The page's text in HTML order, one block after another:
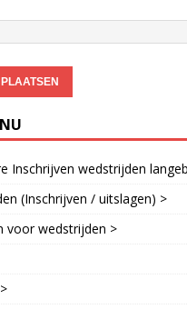
Inschrijven wedstrijden
(Inschrijven / uitslagen) >
voor wedstrijden >